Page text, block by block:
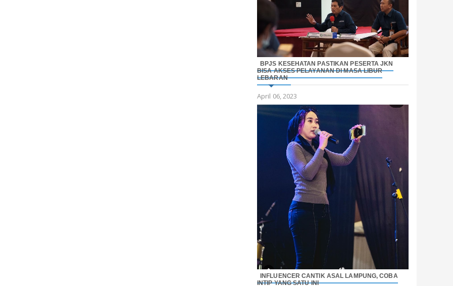
BPJS KESEHATAN PASTIKAN PESERTA JKN
BISA AKSES PELAYANAN DI MASA LIBUR
LEBARAN
April 06, 2023
INFLUENCER CANTIK ASAL LAMPUNG, COBA
INTIP YANG SATU INI